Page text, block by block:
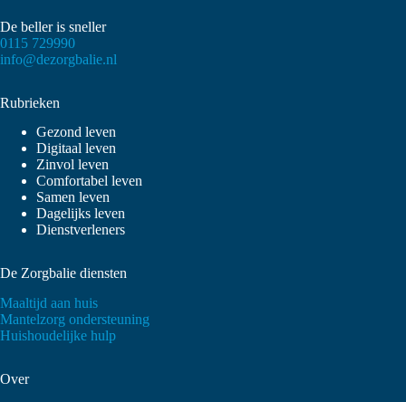
De beller is sneller
0115 729990
info@dezorgbalie.nl
Rubrieken
Gezond leven
Digitaal leven
Zinvol leven
Comfortabel leven
Samen leven
Dagelijks leven
Dienstverleners
De Zorgbalie diensten
Maaltijd aan huis
Mantelzorg ondersteuning
Huishoudelijke hulp
Over